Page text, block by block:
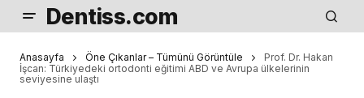
Dentiss.com
Anasayfa Öne Çıkanlar – Tümünü Görüntüle
Prof. Dr. Hakan
İşcan: Türkiyedeki ortodonti eğitimi ABD ve Avrupa ülkelerinin
seviyesine ulaştı